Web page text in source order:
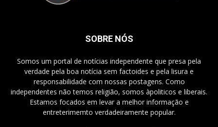
SOBRE NÓS
Somos um portal de notícias independente que presa pela
verdade pela boa notícia sem factoides e pela lisura e
responsabilidade com nossas postagens. Como
independentes não temos religião, somos àpoliticos e liberais.
Estamos focados em levar a melhor informação e
entreterimemto verdadeiramente popular.